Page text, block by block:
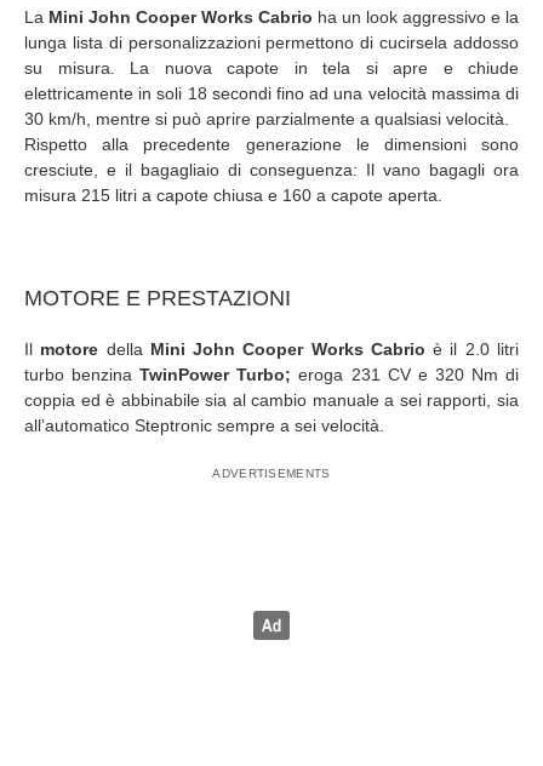
La Mini John Cooper Works Cabrio ha un look aggressivo e la
lunga lista di personalizzazioni permettono di cucirsela addosso
su misura. La nuova capote in tela si apre e chiude
elettricamente in soli 18 secondi fino ad una velocità massima di
30 km/h, mentre si può aprire parzialmente a qualsiasi velocità.
Rispetto alla precedente generazione le dimensioni sono
cresciute, e il bagagliaio di conseguenza: Il vano bagagli ora
misura 215 litri a capote chiusa e 160 a capote aperta.
MOTORE E PRESTAZIONI
Il motore della Mini John Cooper Works Cabrio è il 2.0 litri
turbo benzina TwinPower Turbo; eroga 231 CV e 320 Nm di
coppia ed è abbinabile sia al cambio manuale a sei rapporti, sia
all’automatico Steptronic sempre a sei velocità.